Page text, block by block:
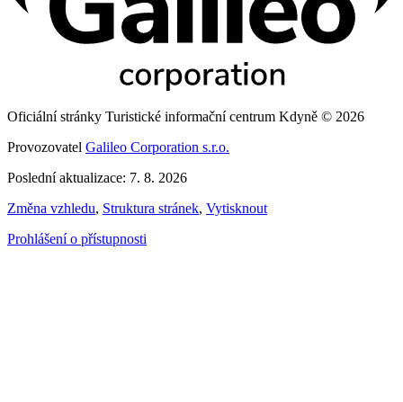
Oficiální stránky Turistické informační centrum Kdyně © 2026
Provozovatel Galileo Corporation s.r.o.
Poslední aktualizace: 7. 8. 2026
Změna vzhledu, Struktura stránek, Vytisknout
Prohlášení o přístupnosti